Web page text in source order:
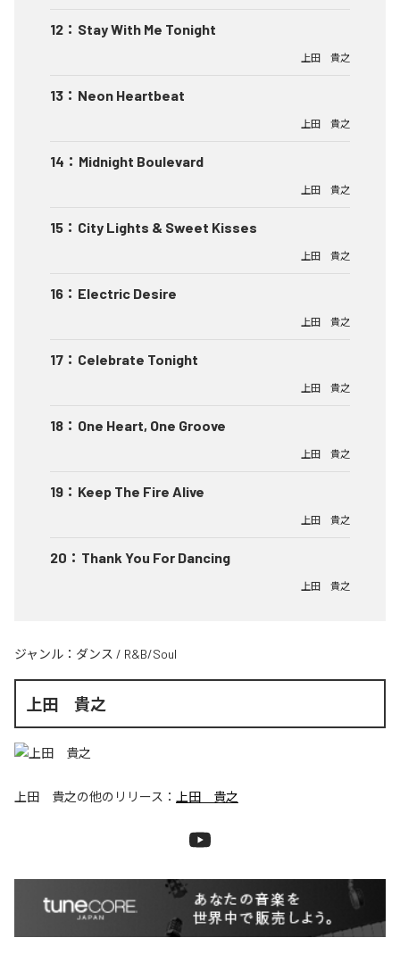
12 ： Stay With Me Tonight
上田 貴之
13 ： Neon Heartbeat
上田 貴之
14 ： Midnight Boulevard
上田 貴之
15 ： City Lights & Sweet Kisses
上田 貴之
16 ： Electric Desire
上田 貴之
17 ： Celebrate Tonight
上田 貴之
18 ： One Heart, One Groove
上田 貴之
19 ： Keep The Fire Alive
上田 貴之
20 ： Thank You For Dancing
上田 貴之
ジャンル： ダンス / R&B/Soul
上田 貴之
上田 貴之の他のリリース： 上田 貴之